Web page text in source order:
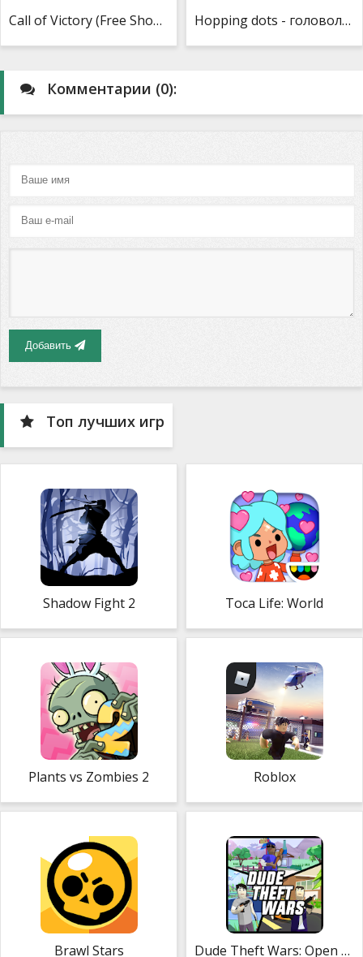
Call of Victory (Free Shopping) Hopping dots - головоломка
Комментарии (0):
Добавить
Топ лучших игр
Shadow Fight 2 Toca Life: World
Plants vs Zombies 2 Roblox
Brawl Stars Dude Theft Wars: Open World Sandbox Simulator